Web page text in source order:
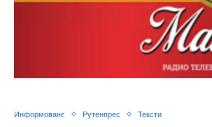
Информованє Рутенпрес Тексти